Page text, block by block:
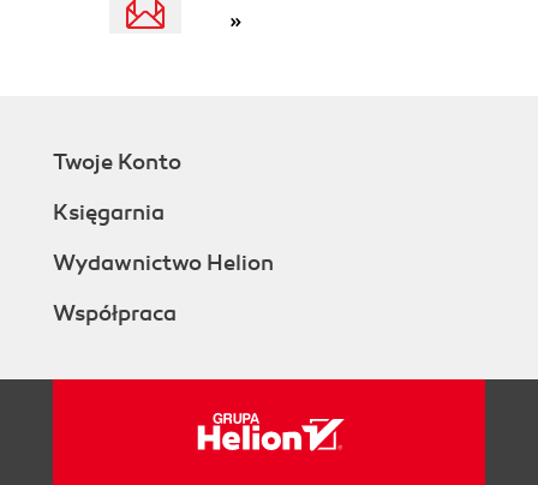
»
Twoje Konto
Księgarnia
Wydawnictwo Helion
Współpraca